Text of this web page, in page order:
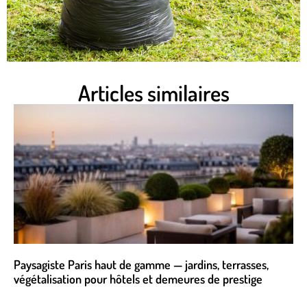
Articles similaires
Paysagiste Paris haut de gamme — jardins, terrasses,
végétalisation pour hôtels et demeures de prestige